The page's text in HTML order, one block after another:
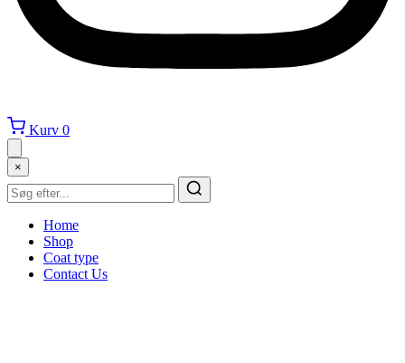
Kurv 0
×
Home
Shop
Coat type
Contact Us